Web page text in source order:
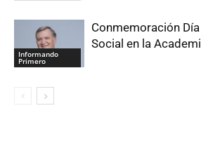
Informando
Primero
Conmemoración
Social en la